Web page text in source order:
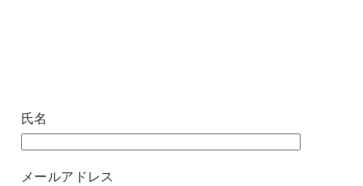
氏名
メールアドレス